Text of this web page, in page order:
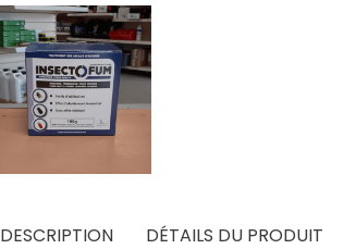
DESCRIPTION DÉTAILS DU PRODUIT